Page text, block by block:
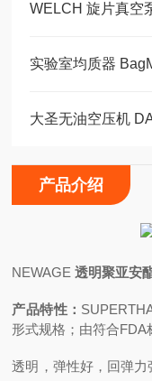
WELCH 旋片真空
实验室均质器
产品介绍
NEWAGE透明聚亚安
产品特性：
形式规格；由符合FDA
透明，弹性好， 回弹力